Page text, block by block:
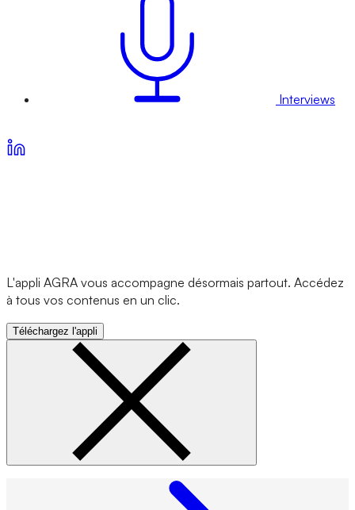
Interviews
L'appli AGRA vous accompagne désormais partout. Accédez
à tous vos contenus en un clic.
Téléchargez l'appli